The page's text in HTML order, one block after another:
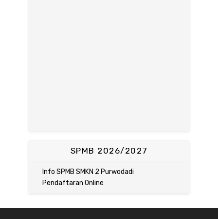
SPMB 2026/2027
Info SPMB SMKN 2 Purwodadi
Pendaftaran Online